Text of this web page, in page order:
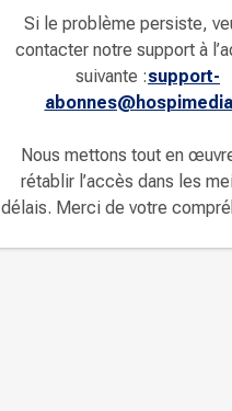
Si le problème persiste,
contacter notre support à
suivante :support-
Nous mettons tout en
rétablir l’accès dans les
délais. Merci de votre